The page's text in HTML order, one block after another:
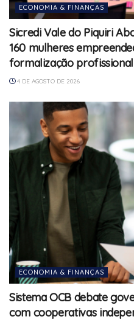
ECONOMIA & FINANÇAS
Sicredi Vale do Piquiri
160 mulheres
formalização profissional
4 DE AGOSTO DE 2026
ECONOMIA & FINANÇAS
Sistema OCB debate
com cooperativas